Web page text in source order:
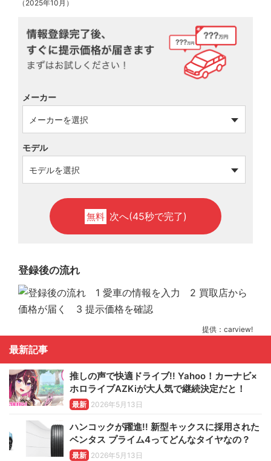
（2025年10月）
メーカー
モデル
無料 次へ(45秒で完了)
登録後の流れ
提供：carview!
最新記事
推しの声で快適ドライブ!! Yahoo！カーナビ×
ホロライブAZKiが大人気で継続決定だと！
最新 2026年5月13日
ハンコックが躍進!! 新型キックスに採用された
ベンタス プライム4ってどんなタイヤなの？
最新 2026年5月13日